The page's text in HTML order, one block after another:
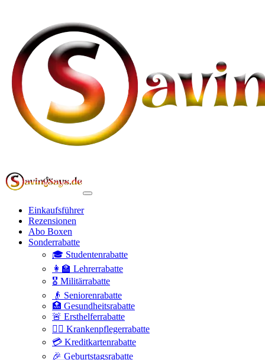
Einkaufsführer
Rezensionen
Abo Boxen
Sonderrabatte
🎓 Studentenrabatte
👩‍🏫 Lehrerrabatte
🎖️ Militärrabatte
👴 Seniorenrabatte
🏥 Gesundheitsrabatte
🚨 Ersthelferrabatte
👩‍⚕️ Krankenpflegerrabatte
💳 Kreditkartenrabatte
🎉 Geburtstagsrabatte